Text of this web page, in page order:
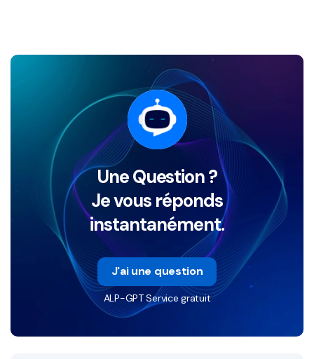
Une Question ?
Je vous réponds
instantanément.
J'ai une question
ALP-GPT Service gratuit